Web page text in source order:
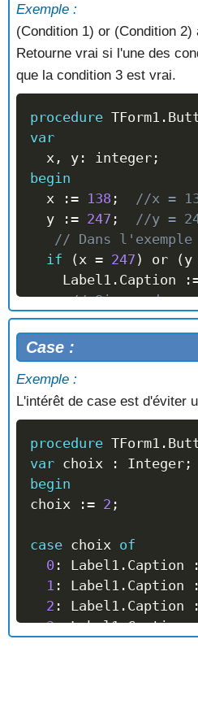
// La condition
end;
Exemple :
(Condition 1) or (Condition 2)
Retourne vrai si l'une des
que la condition 3 est vrai.
procedure TForm1 .
var
  x
, y : integer ;
begin
  x
:= 138 ;
//x =
  y
:= 247 ;
//y =
// Dans
if
(x = 247 ) or (y
    Label1
. Caption
// Si une des
else
    Label1
// La condition
end;
Case :
Exemple :
L'intérêt de case est d'éviter
procedure TForm1 .
var choix : Integer ;
begin
choix
:= 2 ;
case choix of
0 : Label1 . Caption
1 : Label1 . Caption
2 : Label1 . Caption
3: Label1.Caption